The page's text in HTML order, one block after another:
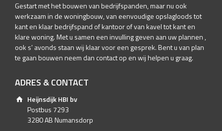
Gestart met het bouwen van bedrijfspanden, maar nu ook
werkzaam in de woningbouw, van eenvoudige opslagloods tot
kant en klaar bedrijfspand of kantoor of van kavel tot kant en
klare woning. Met u samen een invulling geven aan uw plannen ,
ook s’ avonds staan wij klaar voor een gesprek. Bent u van plan
te gaan bouwen neem dan contact op en wij helpen u graag.
ADRES & CONTACT
Heijnsdijk HBI bv
Postbus 7293
3280 AB Numansdorp